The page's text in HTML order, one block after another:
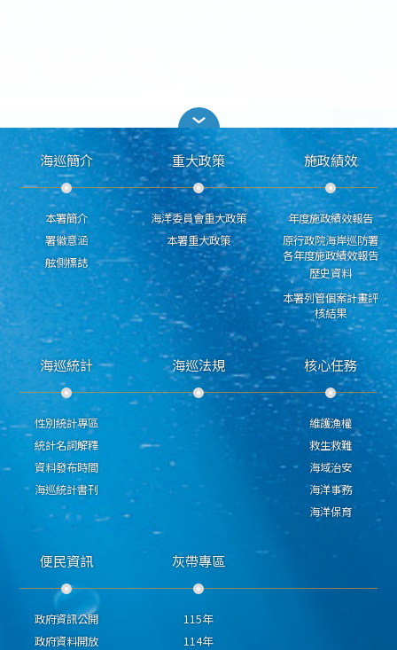
海巡簡介
本署簡介
署徽意涵
舷側標誌
重大政策
海洋委員會重大政策
本署重大政策
施政績效
年度施政績效報告
原行政院海岸巡防署
各年度施政績效報告
歷史資料
本署列管個案計畫評
核結果
海巡統計
性別統計專區
統計名詞解釋
資料發布時間
海巡統計書刊
海巡法規 核心任務
維護漁權
救生救難
海域治安
海洋事務
海洋保育
便民資訊
政府資訊公開
政府資料開放
灰帶專區
115年
114年